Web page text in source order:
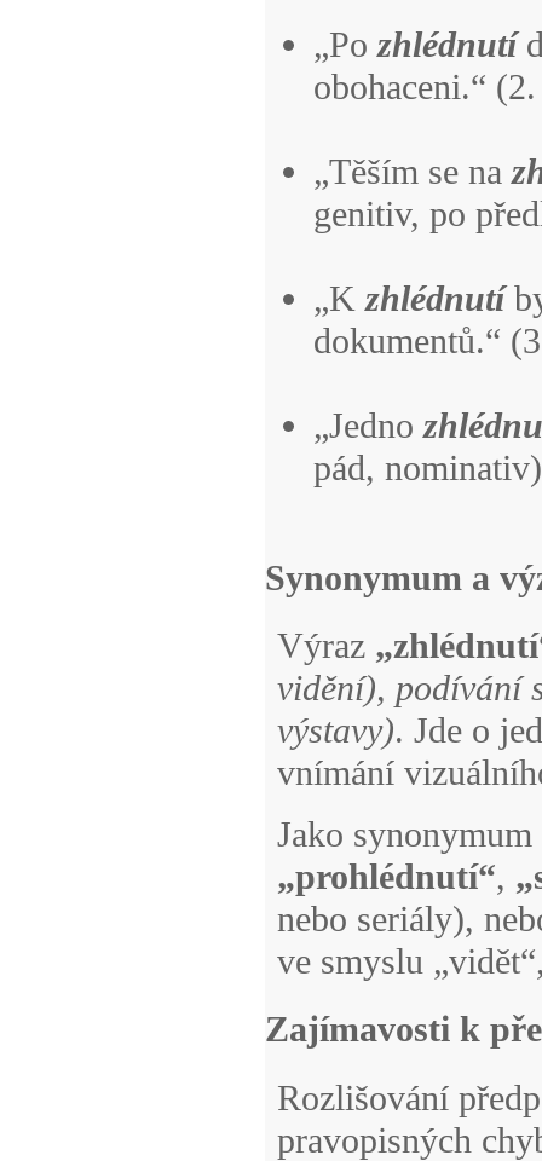
„Pozhlédnutí
obohaceni.“
„Těším se na
genitiv, po
„Kzhlédnutí
dokumentů.“
„Jedno
pád, nominativ)
Synonymum a
Výraz
vidění), podívání
výstavy). Jde o
vnímání
Jako
„prohlédnutí“,
nebo seriály),
ve smyslu
Zajímavosti k
Rozlišování
pravopisných